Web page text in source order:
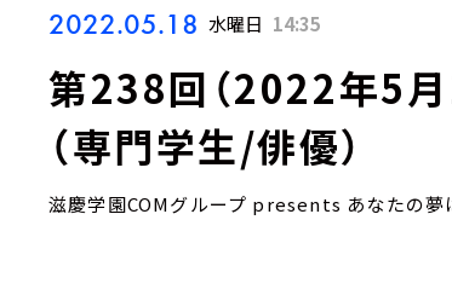
2022.05.18 水曜日 14:35
第238回（2022年5
（専門学生/俳優）
滋慶学園COMグループ presents あなたの夢